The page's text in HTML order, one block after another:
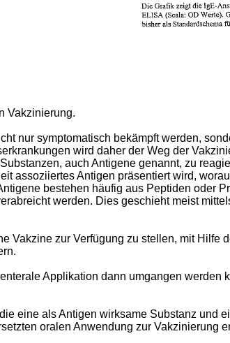
Vakzinierung.
nur symptomatisch bekämpft werden,
wird daher der Weg der
auch Antigene genannt, zu
assoziiertes Antigen präsentiert wird,
bestehen häufig aus Peptiden oder
werden. Dies geschieht meist
Vakzine zur Verfügung zu stellen, mit Hilfe
Applikation dann umgangen
eine als Antigen wirksame Substanz und
oralen Anwendung zur Vakzinierung